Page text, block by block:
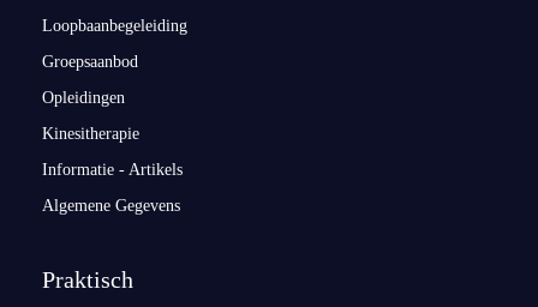
Loopbaanbegeleiding
Groepsaanbod
Opleidingen
Kinesitherapie
Informatie - Artikels
Algemene Gegevens
Praktisch